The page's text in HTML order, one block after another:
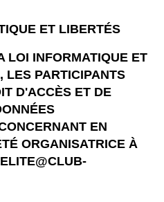
ET LIBERTÉS
LOI INFORMATIQUE ET
LES PARTICIPANTS
D'ACCÈS ET DE
EN
ORGANISATRICE À